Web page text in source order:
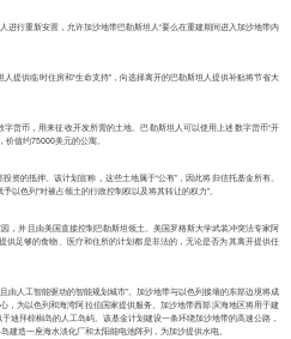
行重新安置，允许加沙地带巴勒斯坦人“要么在重建期间进入加沙地带内
提供临时住房和“生命支持”，向选择离开的巴勒斯坦人提供补贴将节省大
货币，用来征收开发所需的土地。巴勒斯坦人可以使用上述数字货币“开
价值约75000美元的公寓。
的抵押。该计划宣称，这些土地属于“公有”，因此将归信托基金所有。
色列“对被占领土的行政控制权以及将其转让的权力”。
，并且由美国直接控制巴勒斯坦领土。美国罗格斯大学武装冲突法专家阿
供足够的食物、医疗和住所的计划都是非法的，无论是否为其离开提供任
由人工智能驱动的智能规划城市”。加沙地带与以色列接壤的东部边境将成
，为以色列和海湾阿拉伯国家提供服务。加沙地带西部滨海地区将用于建
迪拜棕榈岛的人工岛屿。该基金计划建设一条环绕加沙地带的高速公路，
造一座海水淡化厂和太阳能电池阵列，为加沙提供水电。